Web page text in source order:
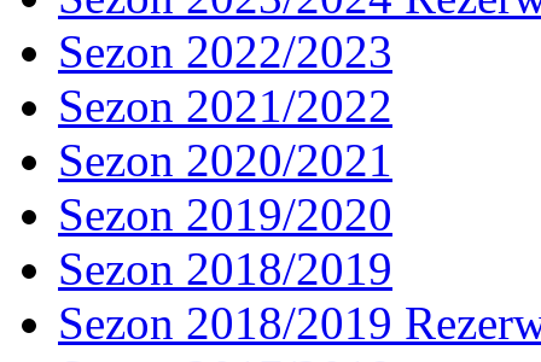
Sezon 2022/2023
Sezon 2021/2022
Sezon 2020/2021
Sezon 2019/2020
Sezon 2018/2019
Sezon 2018/2019